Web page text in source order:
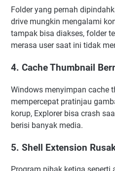
Folder yang pernah
drive mungkin mengalami
tampak bisa diakses, folder
merasa user saat ini tidak
4. Cache Thumbnail
Windows menyimpan cache
mempercepat pratinjau
korup, Explorer bisa crash
berisi banyak media.
5. Shell Extension